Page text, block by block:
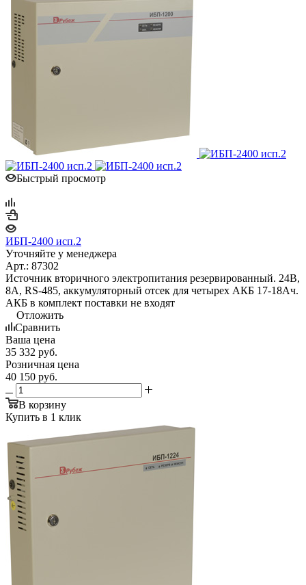
Быстрый просмотр
ИБП-2400 исп.2
Уточняйте у менеджера
Арт.: 87302
Источник вторичного электропитания резервированный. 24В,
8А, RS-485, аккумуляторный отсек для четырех АКБ 17-18Ач.
АКБ в комплект поставки не входят
Отложить
Сравнить
Ваша цена
35 332 руб.
Розничная цена
40 150 руб.
В корзину
Купить в 1 клик